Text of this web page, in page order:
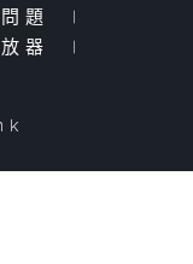
題
|
器
|